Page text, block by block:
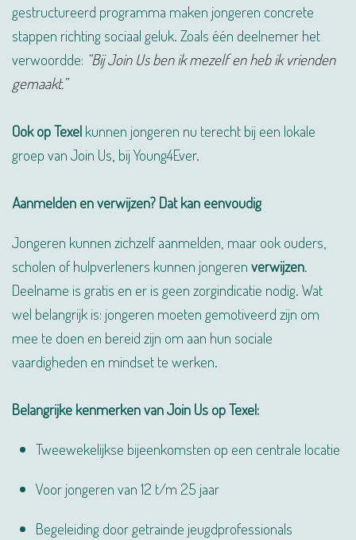
gestructureerd programma maken jongeren concrete
stappen richting sociaal geluk. Zoals één deelnemer het
verwoordde: “Bij Join Us ben ik mezelf en heb ik vrienden
gemaakt.”
Ook op Texel kunnen jongeren nu terecht bij een lokale
groep van Join Us, bij Young4Ever.
Aanmelden en verwijzen? Dat kan eenvoudig
Jongeren kunnen zichzelf aanmelden, maar ook ouders,
scholen of hulpverleners kunnen jongeren verwijzen.
Deelname is gratis en er is geen zorgindicatie nodig. Wat
wel belangrijk is: jongeren moeten gemotiveerd zijn om
mee te doen en bereid zijn om aan hun sociale
vaardigheden en mindset te werken.
Belangrijke kenmerken van Join Us op Texel:
Tweewekelijkse bijeenkomsten op een centrale locatie
Voor jongeren van 12 t/m 25 jaar
Begeleiding door getrainde jeugdprofessionals